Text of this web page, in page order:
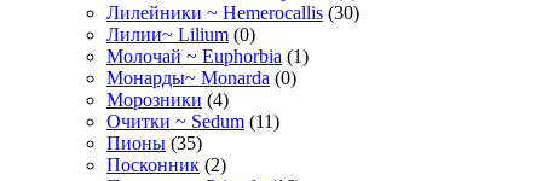
Лилейники ~ Hemerocallis (30)
Лилии~ Lilium (0)
Молочай ~ Euphorbia (1)
Монарды~ Monarda (0)
Морозники (4)
Очитки ~ Sedum (11)
Пионы (35)
Посконник (2)